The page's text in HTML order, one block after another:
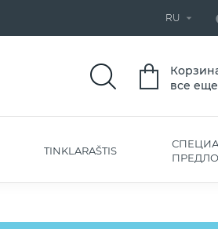
RU 
все еще
TINKLARAŠTIS